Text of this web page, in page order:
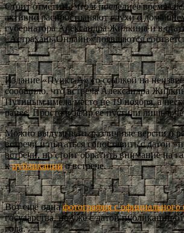
Стоит отметить, что в последнее время
активно распространяют слухи о
губернатора Александра Жилкина и в
«Астрахань-Онлайн» появляются
Издание «Пункт-А» со ссылкой на
сообщило, что встреча Александра
Путиным имела место не 19 ноября, а
ранее. Просто в эфир ее пустили лишь в
Можно выдумывать различные версии о
встречи и пытаться сопоставить с датой
встречи, но стоит обратить внимание на
кпубликациио встрече.
Вот ещё однафотография с официального
государства, но уже с датой публикации
года.